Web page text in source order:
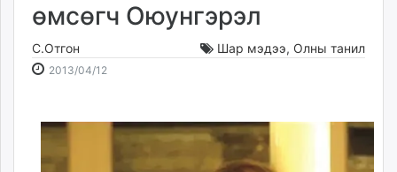
dorgio.mn
Gogo.mn
news.mn
Baabar.mn
өмсөгч Оюунгэрэл
С.Отгон Шар мэдээ, Олны танил
2013/04/12
17:22:29
15:17:06